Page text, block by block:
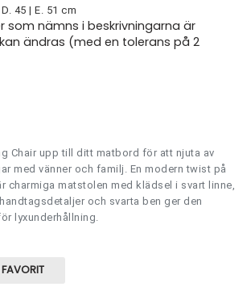
D. 45 | E. 51 cm
som nämns i beskrivningarna är
ändras (med en tolerans på 2
Chair upp till ditt matbord för att njuta av
med vänner och familj. En modern twist på
charmiga matstolen med klädsel i svart linne,
och svarta ben ger den
lyxunderhållning.